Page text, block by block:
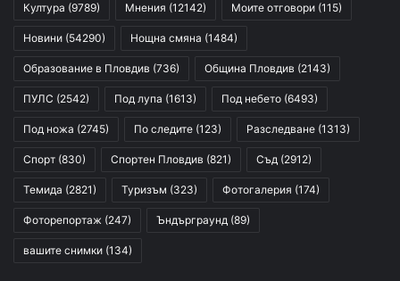
Култура (9789) Мнения (12142) Моите отговори (115)
Новини (54290) Нощна смяна (1484)
Образование в Пловдив (736) Община Пловдив (2143)
ПУЛС (2542) Под лупа (1613) Под небето (6493)
Под ножа (2745) По следите (123) Разследване (1313)
Спорт (830) Спортен Пловдив (821) Съд (2912)
Темида (2821) Туризъм (323) Фотогалерия (174)
Фоторепортаж (247) Ъндърграунд (89)
вашите снимки (134)